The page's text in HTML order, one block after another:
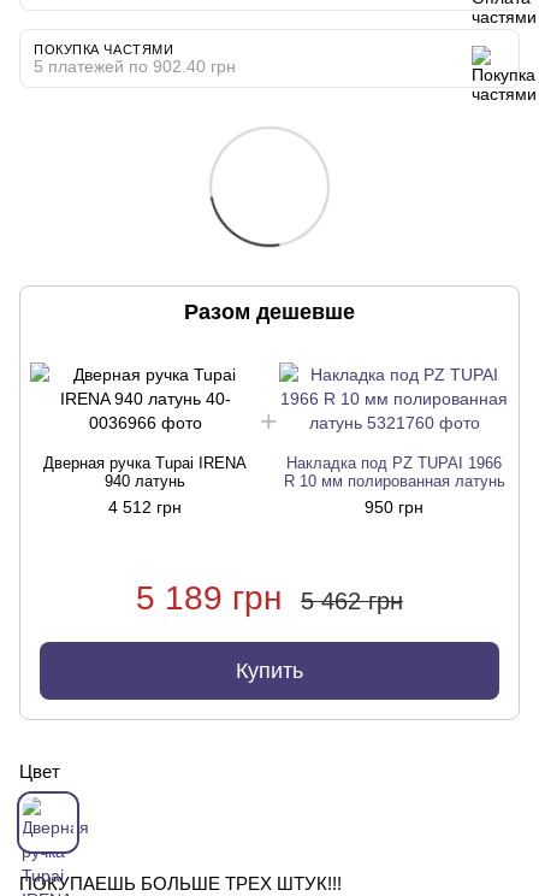
ПОКУПКА ЧАСТЯМИ
5 платежей по 902.40 грн
Разом дешевше
Дверная ручка Tupai IRENA
940 латунь
4 512 грн
Накладка под PZ TUPAI 1966
R 10 мм полированная латунь
950 грн
5 189 грн 5 462 грн
Купить
Цвет
ПОКУПАЕШЬ БОЛЬШЕ ТРЕХ ШТУК!!!